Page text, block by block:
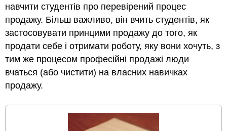
навчити студентів про перевірений процес
продажу. Більш важливо, він вчить студентів, як
застосовувати принцими продажу до того, як
продати себе і отримати роботу, яку вони хочуть, з
тим же процесом професійні продажі люди
вчаться (або чистити) на власних навичках
продажу.